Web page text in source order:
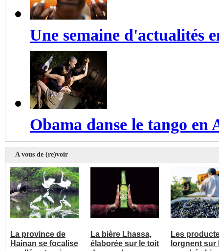
Une semaine d'actualités
Obama danse le tango en
A vous de (re)voir
La province de
Hainan se focalise
La bière Lhassa,
élaborée sur le toit
Les
lorgnent sur